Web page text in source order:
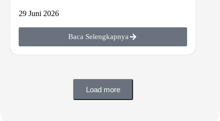
29 Juni 2026
Baca Selengkapnya
Load more